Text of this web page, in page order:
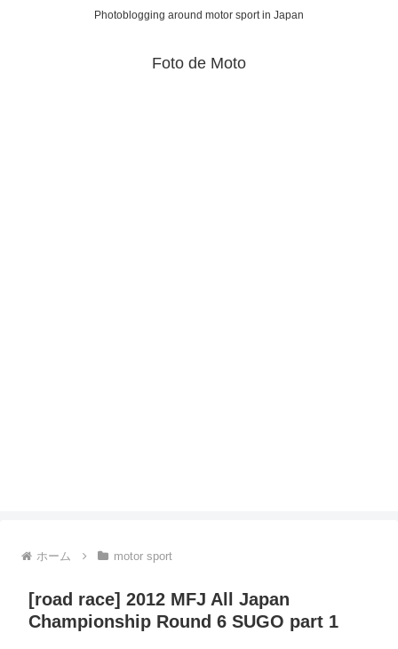
Photoblogging around motor sport in Japan
Foto de Moto
ホーム motor sport
[road race] 2012 MFJ All Japan
Championship Round 6 SUGO part 1